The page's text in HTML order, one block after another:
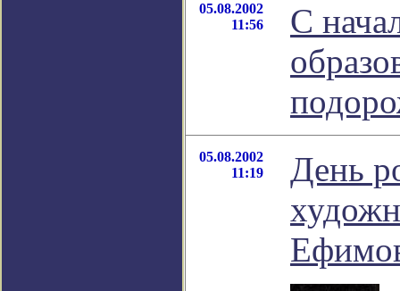
05.08.2002
11:56
С
05.08.2002
11:19
День